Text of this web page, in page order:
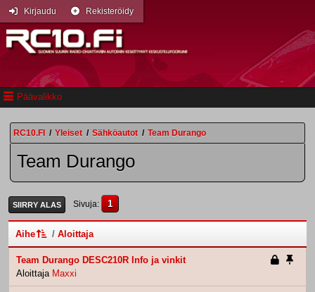
Päävalikko
Kirjaudu Rekisteröidy
RC10.FI / Yleiset / Sähköautot / Team Durango
Team Durango
SIIRRY ALAS Sivuja 1
Aihe / Aloittaja
Team Durango DESC210R Info ja vinkit
Aloittaja Maxxi